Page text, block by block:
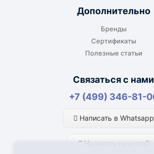
Дополнительно
Бренды
Сертификаты
Полезные статьи
Связаться с нами
+7 (499) 346-81-
Написать в Whatsapp
Написать на e-mail